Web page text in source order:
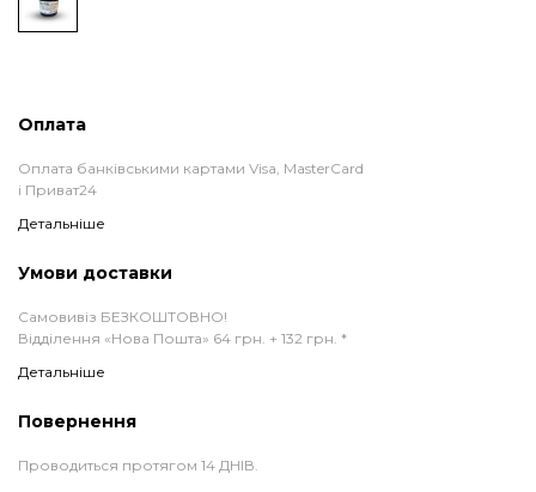
Оплата
Оплата банківськими картами Visa, MasterCard
і Приват24
Детальніше
Умови доставки
Самовивіз БЕЗКОШТОВНО!
Відділення «Нова Пошта» 64 грн. + 132 грн. *
Детальніше
Повернення
Проводиться протягом 14 ДНІВ.